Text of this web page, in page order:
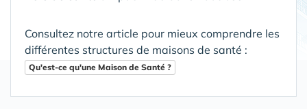
Consultez notre article pour mieux comprendre les
différentes structures de maisons de santé :
Qu'est-ce qu'une Maison de Santé ?